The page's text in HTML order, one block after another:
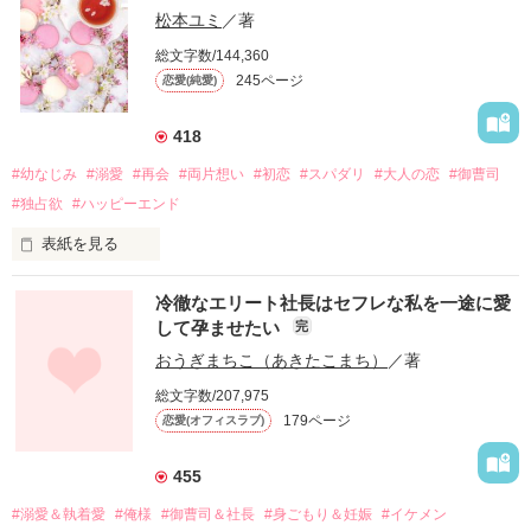
松本ユミ ／著
総文字数/144,360
恋愛(純愛) 245ページ
418
#幼なじみ #溺愛 #再会 #両片想い #初恋 #スパダリ #大人の恋 #御曹司
#独占欲
#ハッピーエンド
表紙を見る
幼なじみの哲平に淡い恋心を抱いていた美桜。
しかし、ある出来事をきっかけに二人の関係は壊れてしまう。
関係修復もできないまま、美桜は両親の離婚によって
引っ越すことになり、哲平とも離れ離れになった。
それから約十二年後。
過去の傷から、二度と会いたくないと思っていた哲平に
冷徹なエリート社長はセフレな私を一途に愛
して孕ませたい
完
おうぎまちこ（あきたこまち） ／著
総文字数/207,975
恋愛(オフィスラブ) 179ページ
455
#溺愛＆執着愛 #俺様 #御曹司＆社長 #身ごもり＆妊娠 #イケメン